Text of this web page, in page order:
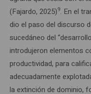
(Fajardo, 2025)9. En el
dio el paso del discurso
sucedáneo del
introdujeron elementos
productividad, para
adecuadamente
la extinción de dominio,